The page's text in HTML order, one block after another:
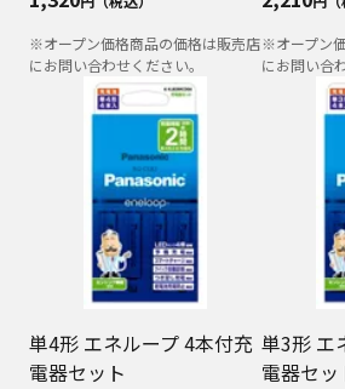
※オープン価格商品の価格は販売店
にお問い合わせください。
※オープン
にお問い合
単4形 エネループ 4本付充
電器セット
単3形 エ
電器セッ